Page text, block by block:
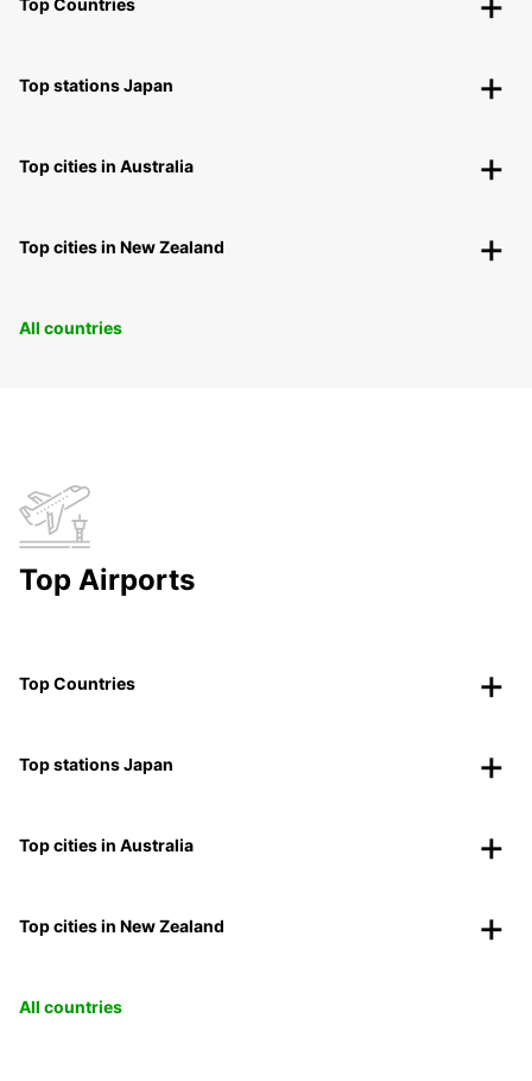
Top Countries
Top stations Japan
Top cities in Australia
Top cities in New Zealand
All countries
Top Airports
Top Countries
Top stations Japan
Top cities in Australia
Top cities in New Zealand
All countries